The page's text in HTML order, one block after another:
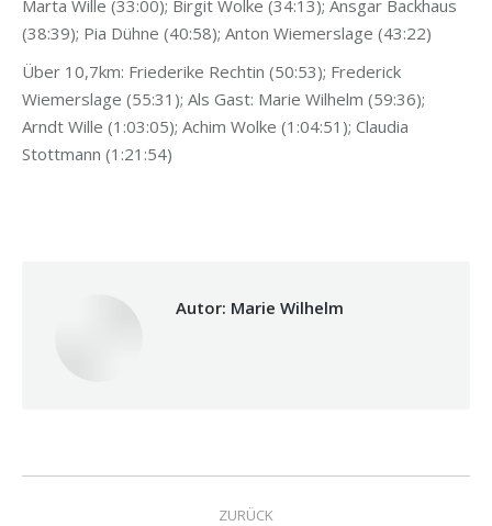
Marta Wille (33:00); Birgit Wolke (34:13); Ansgar Backhaus
(38:39); Pia Dühne (40:58); Anton Wiemerslage (43:22)
Über 10,7km: Friederike Rechtin (50:53); Frederick
Wiemerslage (55:31); Als Gast: Marie Wilhelm (59:36);
Arndt Wille (1:03:05); Achim Wolke (1:04:51); Claudia
Stottmann (1:21:54)
Autor: Marie Wilhelm
Kommentarnavigation
ZURÜCK